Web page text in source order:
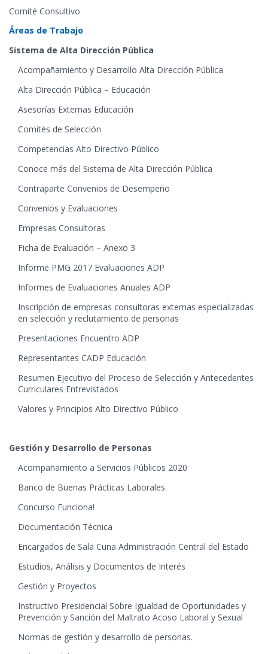
Comité Consultivo
Áreas de Trabajo
Sistema de Alta Dirección Pública
Acompañamiento y Desarrollo Alta Dirección Pública
Alta Dirección Pública – Educación
Asesorías Externas Educación
Comités de Selección
Competencias Alto Directivo Público
Conoce más del Sistema de Alta Dirección Pública
Contraparte Convenios de Desempeño
Convenios y Evaluaciones
Empresas Consultoras
Ficha de Evaluación – Anexo 3
Informe PMG 2017 Evaluaciones ADP
Informes de Evaluaciones Anuales ADP
Inscripción de empresas consultoras externas especializadas
en selección y reclutamiento de personas
Presentaciones Encuentro ADP
Representantes CADP Educación
Resumen Ejecutivo del Proceso de Selección y Antecedentes
Curriculares Entrevistados
Valores y Principios Alto Directivo Público
Gestión y Desarrollo de Personas
Acompañamiento a Servicios Públicos 2020
Banco de Buenas Prácticas Laborales
Concurso Funciona!
Documentación Técnica
Encargados de Sala Cuna Administración Central del Estado
Estudios, Análisis y Documentos de Interés
Gestión y Proyectos
Instructivo Presidencial Sobre Igualdad de Oportunidades y
Prevención y Sanción del Maltrato Acoso Laboral y Sexual
Normas de gestión y desarrollo de personas.